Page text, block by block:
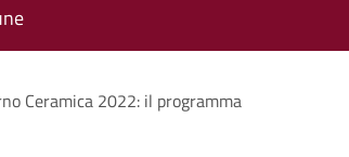
Ceramica 2022: il programma